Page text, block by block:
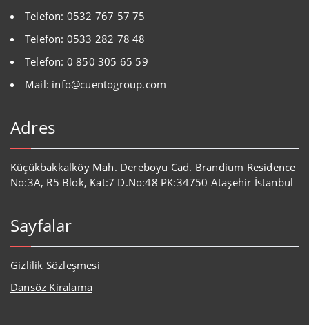
Telefon: 0532 767 57 75
Telefon: 0533 282 78 48
Telefon: 0 850 305 65 59
Mail: info@cuentogroup.com
Adres
Küçükbakkalköy Mah. Dereboyu Cad. Brandium Residence
No:3A, R5 Blok, Kat:7 D.No:48 PK:34750 Ataşehir İstanbul
Sayfalar
Gizlilik Sözleşmesi
Dansöz Kiralama